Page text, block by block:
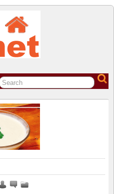
EN EL HOGAR